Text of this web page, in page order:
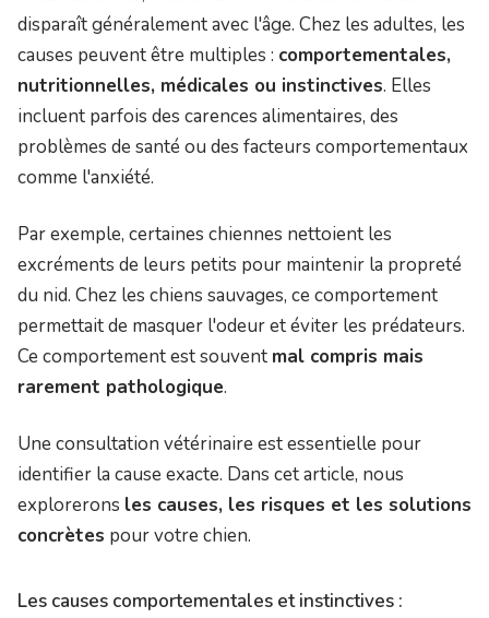
disparaît généralement avec l'âge. Chez les adultes, les
causes peuvent être multiples : comportementales,
nutritionnelles, médicales ou instinctives. Elles
incluent parfois des carences alimentaires, des
problèmes de santé ou des facteurs comportementaux
comme l'anxiété.
Par exemple, certaines chiennes nettoient les
excréments de leurs petits pour maintenir la propreté
du nid. Chez les chiens sauvages, ce comportement
permettait de masquer l'odeur et éviter les prédateurs.
Ce comportement est souvent mal compris mais
rarement pathologique.
Une consultation vétérinaire est essentielle pour
identifier la cause exacte. Dans cet article, nous
explorerons les causes, les risques et les solutions
concrètes pour votre chien.
Les causes comportementales et instinctives :